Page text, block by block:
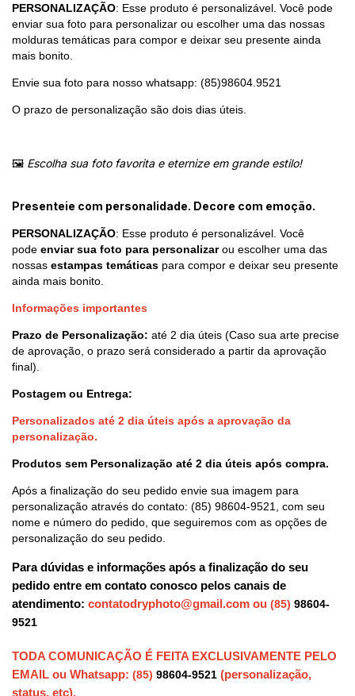
PERSONALIZAÇÃO: Esse produto é personalizável. Você pode
enviar sua foto para personalizar ou escolher uma das nossas
molduras temáticas para compor e deixar seu presente ainda
mais bonito.
Envie sua foto para nosso whatsapp: (85)98604.9521
O prazo de personalização são dois dias úteis.
🖼️ Escolha sua foto favorita e eternize em grande estilo!
Presenteie com personalidade. Decore com emoção.
PERSONALIZAÇÃO: Esse produto é personalizável. Você
pode enviar sua foto para personalizarou escolher uma das
nossas estampas temáticas para compor e deixar seu presente
ainda mais bonito.
Informações importantes
Prazo de Personalização: até 2 dia úteis (Caso sua arte precise
de aprovação, o prazo será considerado a partir da aprovação
final).
Postagem ou Entrega:
Personalizados até 2 dia úteis após a aprovação da
personalização.
Produtos sem Personalização até 2 dia úteis após compra.
Após a finalização do seu pedido envie sua imagem para
personalização através do contato: (85) 98604-9521
, com seu
nome e número do pedido, que seguiremos com as opções de
personalização do seu pedido.
Para dúvidas e informações após a finalização do seu
pedido entre em contato conosco pelos canais de
atendimento: contatodryphoto@gmail.com ou (85) 98604-
9521
TODA COMUNICAÇÃO É FEITA EXCLUSIVAMENTE PELO
EMAIL ou Whatsapp: (85) 98604-9521 (personalização,
status, etc).